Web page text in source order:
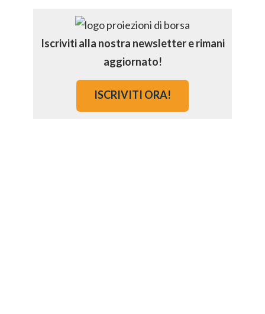
Iscriviti alla nostra newsletter e rimani
aggiornato!
ISCRIVITI ORA!